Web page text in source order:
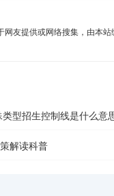
网友提供或网络搜集，由本
型招生控制线是什么意
解读科普